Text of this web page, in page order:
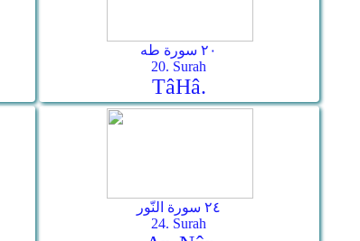
٢٠ سورة طه
20. Surah
Tâ­Hâ.
٢٤ سورة النّور
24. Surah